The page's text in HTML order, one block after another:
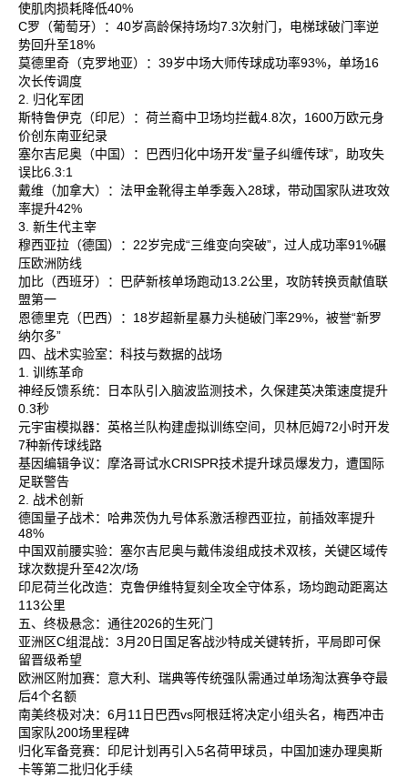
使肌肉损耗降低40%‌
C罗‌（葡萄牙）：40岁高龄保持场均7.3次射门，电梯球破门率逆
势回升至18%‌
莫德里奇‌（克罗地亚）：39岁中场大师传球成功率93%，单场16
次长传调度‌
2. 归化军团
斯特鲁伊克‌（印尼）：荷兰裔中卫场均拦截4.8次，1600万欧元身
价创东南亚纪录‌
塞尔吉尼奥‌（中国）：巴西归化中场开发“量子纠缠传球”，助攻失
误比6.3:1‌
戴维‌（加拿大）：法甲金靴得主单季轰入28球，带动国家队进攻效
率提升42%‌
3. 新生代主宰
穆西亚拉‌（德国）：22岁完成“三维变向突破”，过人成功率91%碾
压欧洲防线‌
加比‌（西班牙）：巴萨新核单场跑动13.2公里，攻防转换贡献值联
盟第一‌
恩德里克‌（巴西）：18岁超新星暴力头槌破门率29%，被誉“新罗
纳尔多”‌
四、战术实验室：科技与数据的战场
1. 训练革命
神经反馈系统‌：日本队引入脑波监测技术，久保建英决策速度提升
0.3秒‌
元宇宙模拟器‌：英格兰队构建虚拟训练空间，贝林厄姆72小时开发
7种新传球线路‌
基因编辑争议‌：摩洛哥试水CRISPR技术提升球员爆发力，遭国际
足联警告‌
2. 战术创新
德国量子战术‌：哈弗茨伪九号体系激活穆西亚拉，前插效率提升
48%‌
中国双前腰实验‌：塞尔吉尼奥与戴伟浚组成技术双核，关键区域传
球次数提升至42次/场‌
印尼荷兰化改造‌：克鲁伊维特复刻全攻全守体系，场均跑动距离达
113公里‌
五、终极悬念：通往2026的生死门
亚洲区C组混战‌：3月20日国足客战沙特成关键转折，平局即可保
留晋级希望‌
欧洲区附加赛‌：意大利、瑞典等传统强队需通过单场淘汰赛争夺最
后4个名额‌
南美终极对决‌：6月11日巴西vs阿根廷将决定小组头名，梅西冲击
国家队200场里程碑‌
归化军备竞赛‌：印尼计划再引入5名荷甲球员，中国加速办理奥斯
卡等第二批归化手续‌